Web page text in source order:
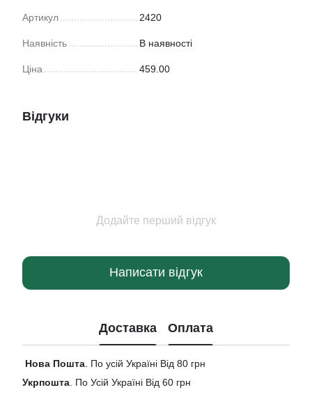
Артикул 2420
Наявність В наявності
Ціна 459.00
Відгуки
Додайте перший відгук
Написати відгук
Доставка Оплата
Нова Пошта . По усій Україні Від 80 грн
Укрпошта . По Усій Україні Від 60 грн